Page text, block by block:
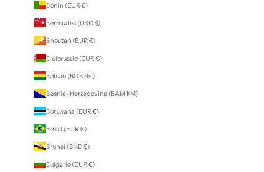
Bénin (EUR €)
Bermudes (USD $)
Bhoutan (EUR €)
Biélorussie (EUR €)
Bolivie (BOB Bs.)
Bosnie-Herzégovine (BAM КМ)
Botswana (EUR €)
Brésil (EUR €)
Brunei (BND $)
Bulgarie (EUR €)